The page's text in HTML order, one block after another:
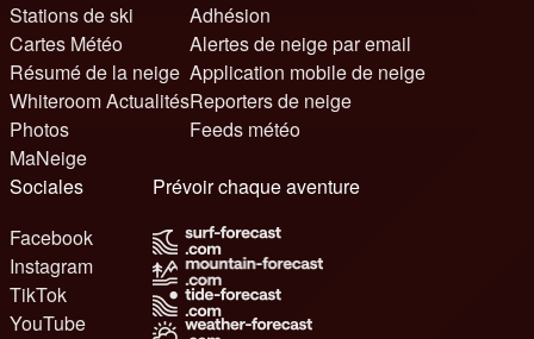
Stations de ski
Cartes Météo
Résumé de la neige
Whiteroom Actualités
Photos
MaNeige
Adhésion
Alertes de neige par email
Application mobile de neige
Reporters de neige
Feeds météo
Sociales
Facebook
Instagram
TikTok
YouTube
Prévoir chaque aventure